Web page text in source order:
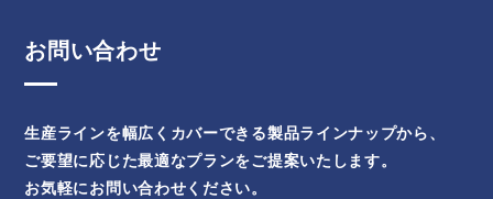
お問い合わせ
生産ラインを幅広くカバーできる製品ラインナップから、
ご要望に応じた最適なプランをご提案いたします。
お気軽にお問い合わせください。